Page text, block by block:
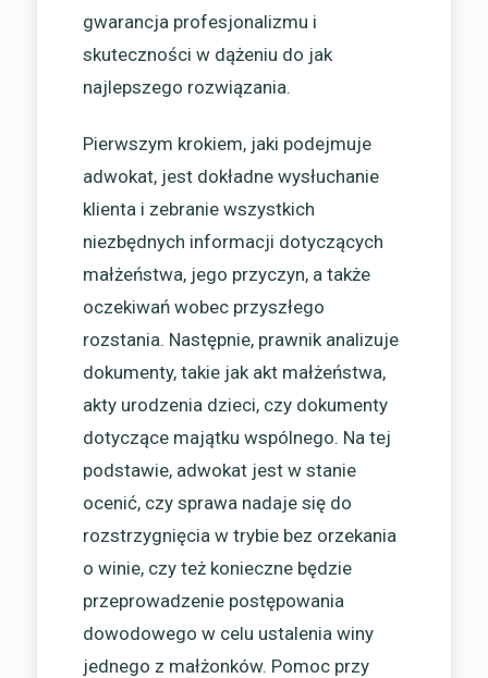
gwarancja profesjonalizmu i
skuteczności w dążeniu do jak
najlepszego rozwiązania.
Pierwszym krokiem, jaki podejmuje
adwokat, jest dokładne wysłuchanie
klienta i zebranie wszystkich
niezbędnych informacji dotyczących
małżeństwa, jego przyczyn, a także
oczekiwań wobec przyszłego
rozstania. Następnie, prawnik analizuje
dokumenty, takie jak akt małżeństwa,
akty urodzenia dzieci, czy dokumenty
dotyczące majątku wspólnego. Na tej
podstawie, adwokat jest w stanie
ocenić, czy sprawa nadaje się do
rozstrzygnięcia w trybie bez orzekania
o winie, czy też konieczne będzie
przeprowadzenie postępowania
dowodowego w celu ustalenia winy
jednego z małżonków. Pomoc przy